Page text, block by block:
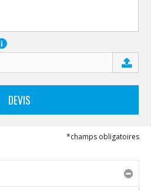
i
DEVIS
*champs obligatoires